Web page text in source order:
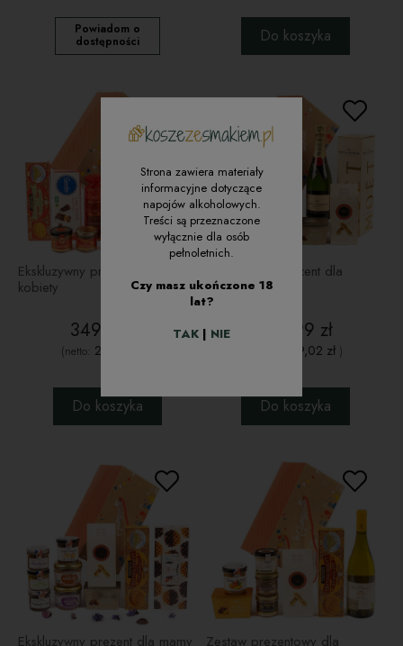
Powiadom o
dostępności Do koszyka
Ekskluzywny prezent dla
kobiety
349,99 zł
(netto: 284,54 zł
Do koszyka
Ekskluzywny prezent dla
lekarza
539,99 zł
439,02 zł)
Do koszyka
Ekskluzywny prezent dla mamy
Zestaw prezentowy dla
Strona zawiera materiały
informacyjne dotyczące
napojów alkoholowych.
Treści są przeznaczone
wyłącznie dla osób
pełnoletnich.
Czy masz ukończone 18
lat?
TAK | NIE